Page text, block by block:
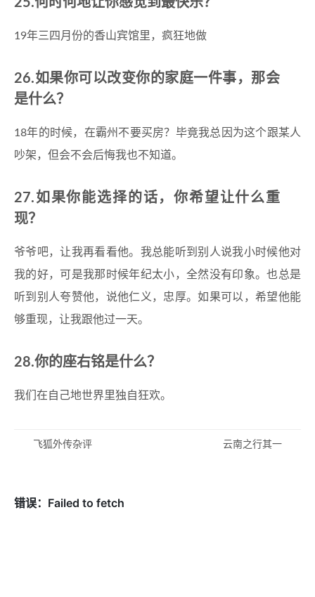
25.何时何地让你感觉到最快乐？
19年三四月份的香山宾馆里，疯狂地做
26.如果你可以改变你的家庭一件事，那会
是什么？
18年的时候，在霸州不要买房？毕竟我总因为这个跟某人
吵架，但会不会后悔我也不知道。
27.如果你能选择的话，你希望让什么重
现？
爷爷吧，让我再看看他。我总能听到别人说我小时候他对
我的好，可是我那时候年纪太小，全然没有印象。也总是
听到别人夸赞他，说他仁义，忠厚。如果可以，希望他能
够重现，让我跟他过一天。
28.你的座右铭是什么？
我们在自己地世界里独自狂欢。
飞狐外传杂评 云南之行其一